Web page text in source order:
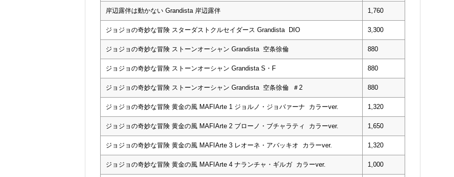
岸辺露伴は動かない Grandista 岸辺露伴 1,760
ジョジョの奇妙な冒険 スターダストクルセイダース Grandista DIO 3,300
ジョジョの奇妙な冒険 ストーンオーシャン Grandista 空条徐倫 880
ジョジョの奇妙な冒険 ストーンオーシャン Grandista S・F 880
ジョジョの奇妙な冒険 ストーンオーシャン Grandista 空条徐倫 ＃2 880
ジョジョの奇妙な冒険 黄金の風 MAFIArte 1 ジョルノ・ジョバァーナ カラーver. 1,320
ジョジョの奇妙な冒険 黄金の風 MAFIArte 2 ブローノ・ブチャラティ カラーver. 1,650
ジョジョの奇妙な冒険 黄金の風 MAFIArte 3 レオーネ・アバッキオ カラーver. 1,320
ジョジョの奇妙な冒険 黄金の風 MAFIArte 4 ナランチャ・ギルガ カラーver. 1,000